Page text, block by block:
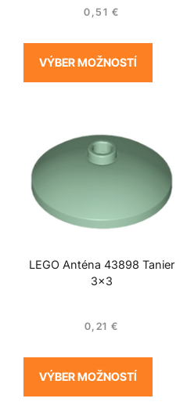
0,51 €
VÝBER MOŽNOSTÍ
LEGO Anténa 43898 Tanier
3×3
0,21 €
VÝBER MOŽNOSTÍ